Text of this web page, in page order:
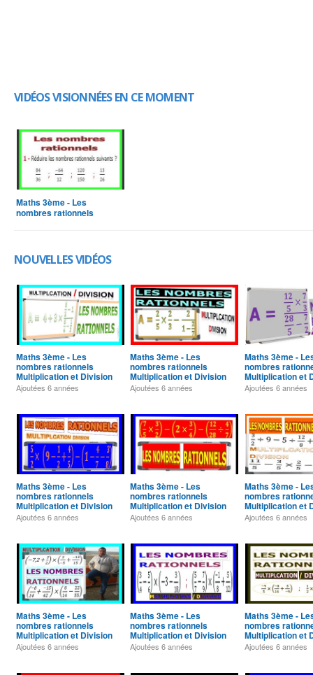
VIDÉOS VISIONNÉES EN CE MOMENT
Maths 3ème - Les
nombres rationnels
NOUVELLES VIDÉOS
Maths 3ème - Les
nombres rationnels
Multiplication et Division
Exercice 27
Ajoutées 6 années
Maths 3ème - Les
nombres rationnels
Multiplication et Division
Exercice 26
Ajoutées6 années
Maths 3ème -
nombres
Multiplication et
Exercice 25
Ajoutées 6 années
Maths 3ème - Les
nombres rationnels
Multiplication et Division
Exercice 23
Ajoutées 6 années
Maths 3ème - Les
nombres rationnels
Multiplication et Division
Exercice 22
Ajoutées6 années
Maths 3ème -
nombres
Multiplication et
Exercice 21
Ajoutées 6 années
Maths 3ème - Les
nombres rationnels
Multiplication et Division
Exercice 19
Ajoutées 6 années
Maths 3ème - Les
nombres rationnels
Multiplication et Division
Exercice 18
Ajoutées6 années
Maths 3ème -
nombres
Multiplication et
Exercice 17
Ajoutées 6 années